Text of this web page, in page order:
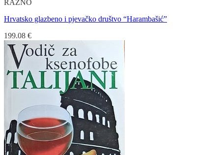
RAZNO
Hrvatsko glazbeno i pjevačko društvo “Harambašić”
199.08 €